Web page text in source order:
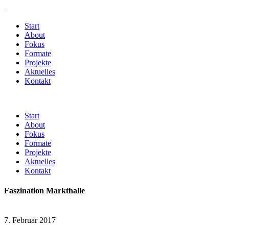
Start
About
Fokus
Formate
Projekte
Aktuelles
Kontakt
Start
About
Fokus
Formate
Projekte
Aktuelles
Kontakt
Faszination Markthalle
7. Februar 2017